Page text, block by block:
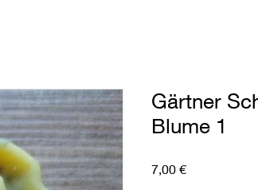
Gärtner
Blume 1
7,00 €Preis